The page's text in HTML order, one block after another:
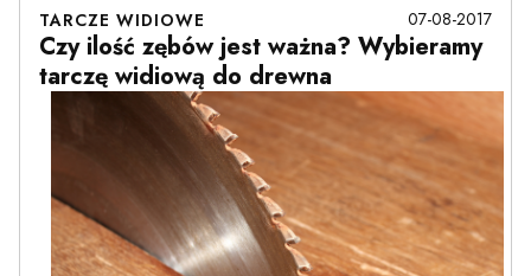
TARCZE WIDIOWE 07-08-2017
Czy ilość zębów jest ważna? Wybieramy
tarczę widiową do drewna